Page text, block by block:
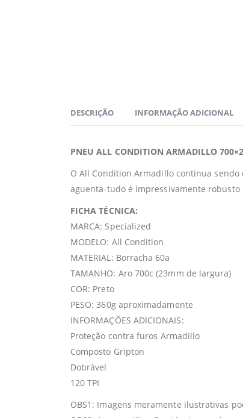
DESCRIÇÃO INFORMAÇÃO ADICIONAL
PNEU ALL CONDITION ARMADILLO
O All Condition Armadillo continua
aguenta-tudo é impressivamente
FICHA TÉCNICA:
MARCA: Specialized
MODELO: All Condition
MATERIAL: Borracha 60a
TAMANHO: Aro 700c (23mm de largura)
COR: Preto
PESO: 360g aproximadamente
INFORMAÇÕES ADICIONAIS:
Proteção contra furos Armadillo
Composto Gripton
Dobrável
120 TPI
OBS1: Imagens meramente ilustrativas